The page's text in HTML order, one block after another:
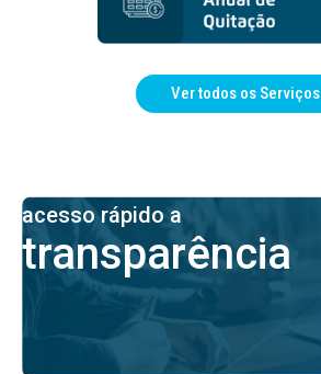
Ver todos os Serviços
acesso rápido a
transparência